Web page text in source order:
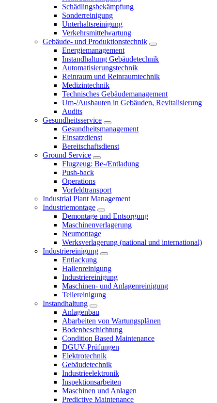
Schädlingsbekämpfung
Sonderreinigung
Unterhaltsreinigung
Verkehrsmittelwartung
Gebäude- und Produktionstechnik
Energiemanagement
Instandhaltung Gebäudetechnik
Automatisierungstechnik
Reinraum und Reinraumtechnik
Medizintechnik
Technisches Gebäudemanagement
Um-/Ausbauten in Gebäuden, Revitalisierung
Audits
Gesundheitsservice
Gesundheitsmanagement
Einsatzdienst
Bereitschaftsdienst
Ground Service
Flugzeug: Be-/Entladung
Push-back
Operations
Vorfeldtransport
Industrial Plant Management
Industriemontage
Demontage und Entsorgung
Maschinenverlagerung
Neumontage
Werksverlagerung (national und international)
Industriereinigung
Entlackung
Hallenreinigung
Industriereinigung
Maschinen- und Anlagenreinigung
Teilereinigung
Instandhaltung
Anlagenbau
Abarbeiten von Wartungsplänen
Bodenbeschichtung
Condition Based Maintenance
DGUV-Prüfungen
Elektrotechnik
Gebäudetechnik
Industrieelektronik
Inspektionsarbeiten
Maschinen und Anlagen
Predictive Maintenance